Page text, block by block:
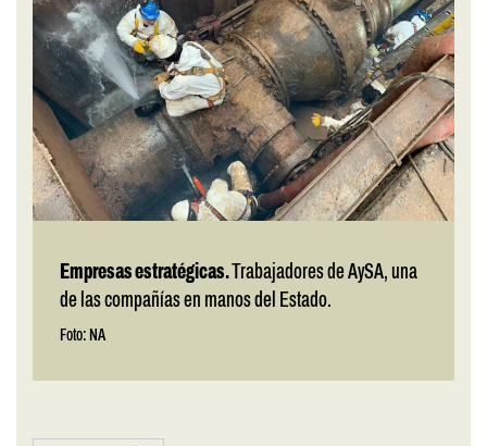
Empresas estratégicas.Trabajadores de AySA, una
de las compañías en manos del Estado.
Foto: NA